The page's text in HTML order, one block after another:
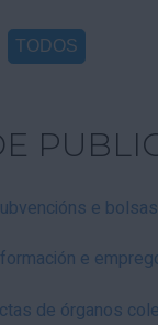
e bolsas
e
de órganos